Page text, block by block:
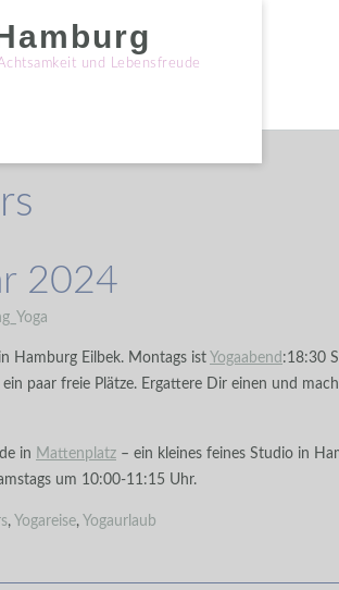
und Lebensfreude
2024
Hamburg Eilbek. Montags ist Yogaabend :18:30
paar freie Plätze. Ergattere Dir einen und
in Mattenplatz – ein kleines feines Studio in
um 10:00-11:15 Uhr.
, Yogareise, Yogaurlaub